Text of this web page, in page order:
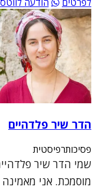
הדר שיר פלדהיים
פסיכותרפיסטית
שמי הדר שיר
מוסמכת. אני